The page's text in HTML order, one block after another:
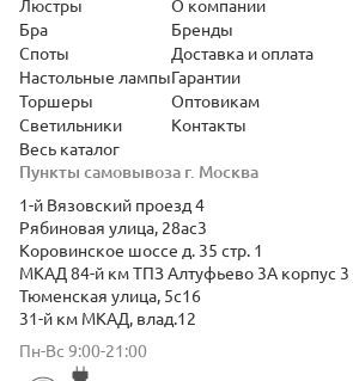
Пункты самовывоза г. Москва
1-й Вязовский проезд 4
Рябиновая улица, 28ас3
Коровинское шоссе д. 35 стр. 1
МКАД 84-й км ТПЗ Алтуфьево 3А корпус 3
Тюменская улица, 5с16
31-й км МКАД, влад.12
Пн-Вс 9:00-21:00
Люстры
Бра
Споты
Настольные лампы
Торшеры
Светильники
Весь каталог
О компании
Бренды
Доставка и оплата
Гарантии
Оптовикам
Контакты